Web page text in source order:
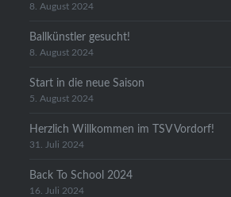
8. August 2024
Ballkünstler gesucht!
8. August 2024
Start in die neue Saison
5. August 2024
Herzlich Willkommen im TSV Vordorf!
31. Juli 2024
Back To School 2024
16. Juli 2024